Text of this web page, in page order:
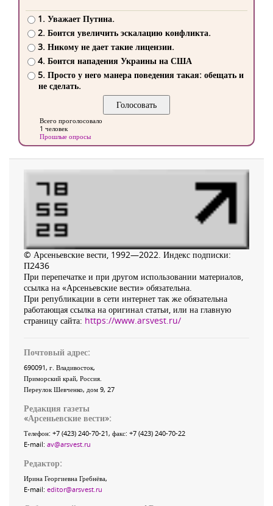
1. Уважает Путина.
2. Боится увеличить эскалацию конфликта.
3. Никому не дает такие лицензии.
4. Боится нападения Украины на США
5. Просто у него манера поведения такая: обещать и
не сделать.
Всего проголосовало
1 человек
Прошлые опросы
© Арсеньевские вести, 1992—2022. Индекс подписки:
П2436
При перепечатке и при другом использовании материалов,
ссылка на «Арсеньевские вести» обязательна.
При републикации в сети интернет так же обязательна
работающая ссылка на оригинал статьи, или на главную
страницу сайта: https://www.arsvest.ru/
Почтовый адрес:
690091, г. Владивосток,
Приморский край, Россия
Переулок Шевченко, дом 9, 27
Редакция газеты
«Арсеньевские вести»:
Телефон: +7 (423) 240-70-21, факс: +7 (423) 240-70-22
E-mail: av@arsvest.ru
Редактор:
Ирина Георгиевна Гребнёва,
E-mail: editor@arsvest.ru